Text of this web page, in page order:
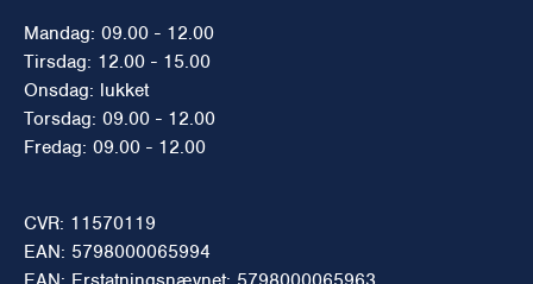
Mandag: 09.00 - 12.00
Tirsdag: 12.00 - 15.00
Onsdag: lukket
Torsdag: 09.00 - 12.00
Fredag: 09.00 - 12.00
CVR: 11570119
EAN: 5798000065994